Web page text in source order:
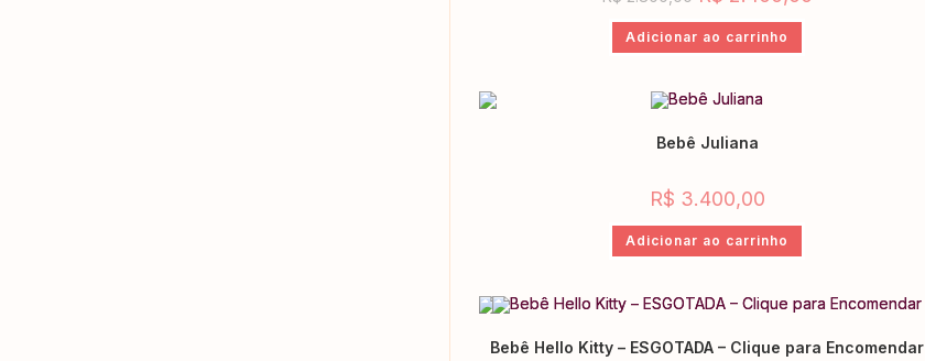
Adicionar ao carrinho
Bebê Juliana
R$ 3.400,00
Adicionar ao carrinho
Bebê Hello Kitty – ESGOTADA – Clique para Encomendar